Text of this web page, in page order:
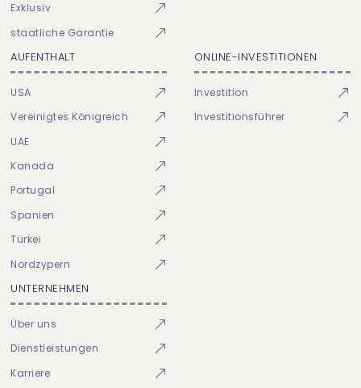
Exklusiv
staatliche Garantie
AUFENTHALT
USA
Vereinigtes Königreich
UAE
Kanada
Portugal
Spanien
Türkei
Nordzypern
ONLINE-INVESTITIONEN
Investition
Investitionsführer
UNTERNEHMEN
Über uns
Dienstleistungen
Karriere